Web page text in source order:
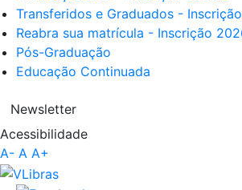
Transferidos e Graduados -
Reabra sua matrícula - Inscrição
Pós-Graduação
Educação Continuada
Newsletter
Acessibilidade
A- A A+